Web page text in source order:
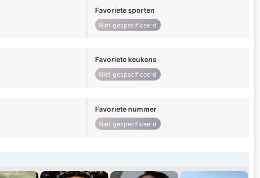
Favoriete sporten
Niet gespecificeerd
Favoriete keukens
Niet gespecificeerd
Favoriete nummer
Niet gespecificeerd